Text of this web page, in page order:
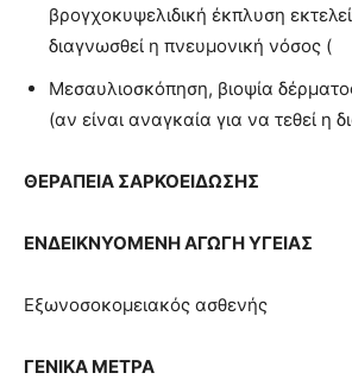
βρογχοκυψελιδική έκπλυση
διαγνωσθεί η πνευμονική νόσος (
Μεσαυλιοσκόπηση, βιοψία
(αν είναι αναγκαία για να τεθεί η
ΘΕΡΑΠΕΙΑ ΣΑΡΚΟΕΙΔΩΣΗΣ
ΕΝΔΕΙΚΝΥΟΜΕΝΗ ΑΓΩΓΗ ΥΓΕΙΑΣ
Εξωνοσοκομειακός ασθενής
ΓΕΝΙΚΑ ΜΕΤΡΑ